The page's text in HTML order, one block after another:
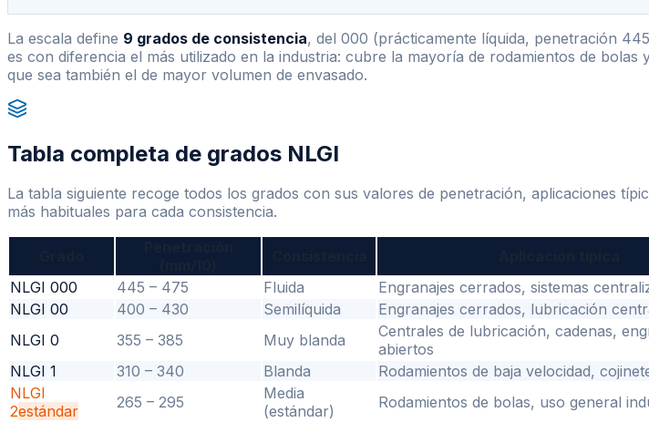
La escala define 9 grados de consistencia, del 000 (prácticamente líquida, penetración
es con diferencia el más utilizado en la industria: cubre la mayoría de rodamientos de
que sea también el de mayor volumen de envasado.
Tabla completa de grados NLGI
La tabla siguiente recoge todos los grados con sus valores de penetración, aplicaciones
más habituales para cada consistencia.
NLGI 000
445 – 475 Fluida Engranajes cerrados, sistemas
NLGI 00
400 – 430 Semilíquida Engranajes cerrados, lubricación
NLGI 0
355 – 385 Muy blanda
Centrales de lubricación, cadenas,
abiertos
NLGI 1
310 – 340 Blanda Rodamientos de baja velocidad,
NLGI
2estándar 265 – 295
Media
(estándar)
Rodamientos de bolas, uso general